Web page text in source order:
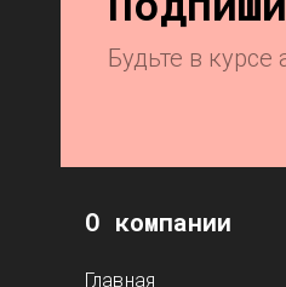
Будьте в
О компании
Главная